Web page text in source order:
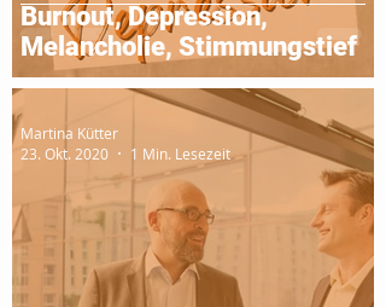
Burnout, Depression,
Melancholie, Stimmungstief
Martina Kütter
23. Okt. 2020
1 Min. Lesezeit